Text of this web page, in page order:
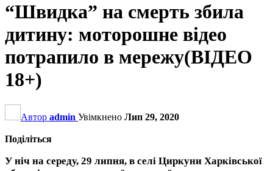
“Швидка” на смерть збила
дитину: моторошне відео
потрапило в мережу(ВІДЕО
18+)
Автор admin Увімкнено Лип 29, 2020
Поділіться
У ніч на середу, 29 липня, в селі Циркуни Харківської